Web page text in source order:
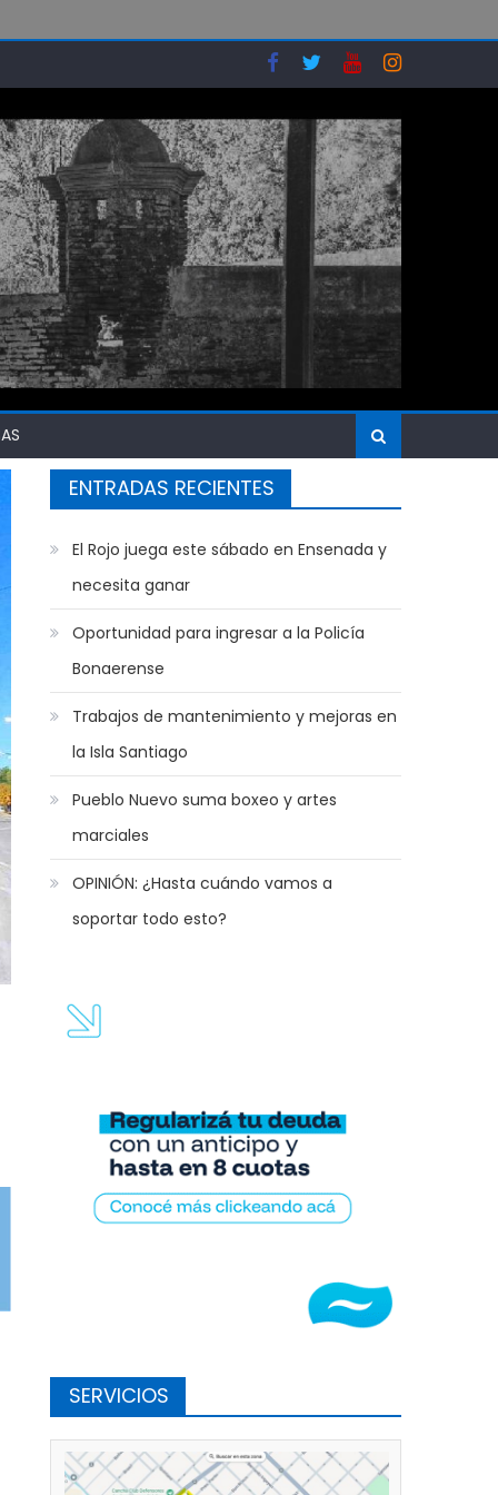
ENTRADAS RECIENTES
El Rojo juega este sábado en Ensenada y
necesita ganar
Oportunidad para ingresar a la Policía
Bonaerense
Trabajos de mantenimiento y mejoras en
la Isla Santiago
Pueblo Nuevo suma boxeo y artes
marciales
OPINIÓN: ¿Hasta cuándo vamos a
soportar todo esto?
SERVICIOS